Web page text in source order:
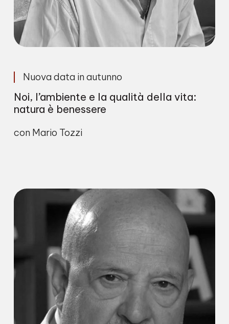
Nuova data in autunno
Noi, l’ambiente e la qualità della vita:
natura è benessere
con Mario Tozzi